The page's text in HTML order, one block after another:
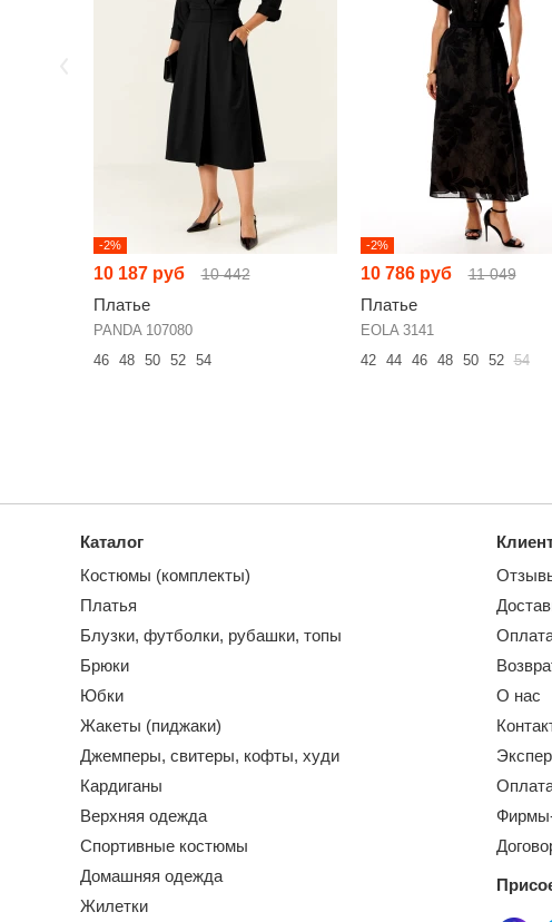
-2%
10 187 руб 10 442
Платье
PANDA 107080
46
48 50 52 54
-2%
10 786 руб 11 049
Платье
EOLA 3141
42
44 46 48 50 52 54
Каталог
Костюмы (комплекты)
Платья
Блузки, футболки, рубашки, топы
Брюки
Юбки
Жакеты (пиджаки)
Джемперы, свитеры, кофты, худи
Кардиганы
Верхняя одежда
Спортивные костюмы
Домашняя одежда
Жилетки
О нас